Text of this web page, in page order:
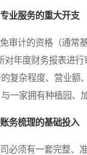
业服务的重大开支
计的资格（通常基
对年度财务报表进
复杂程度、营业额
一家拥有种植园、
务梳理的基础投入
须有一套完整、准